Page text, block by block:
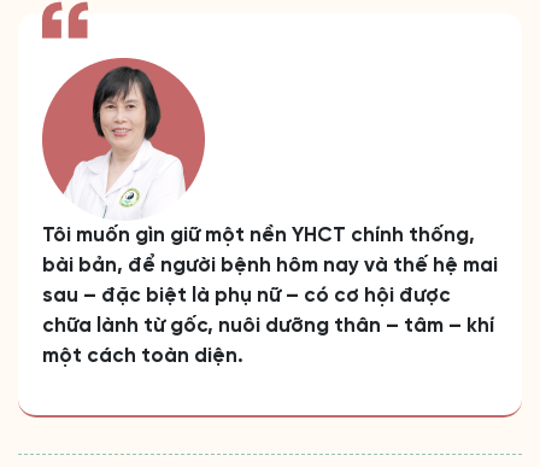
Tôi muốn gìn giữ một nền YHCT chính thống,
bài bản, để người bệnh hôm nay và thế hệ mai
sau – đặc biệt là phụ nữ – có cơ hội được
chữa lành từ gốc, nuôi dưỡng thân – tâm – khí
một cách toàn diện.